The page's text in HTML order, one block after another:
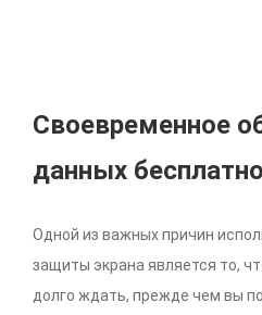
Своевременное
данных бесплатно
Одной из важных причин
защиты экрана является то,
долго ждать, прежде чем вы